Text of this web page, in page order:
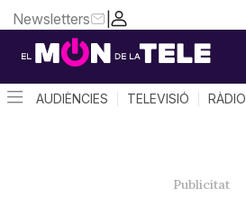
|
Newsletters
AUDIÈNCIES TELEVISIÓ RÀDIO